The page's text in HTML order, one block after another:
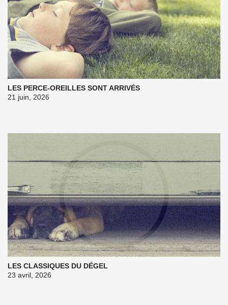
LES PERCE-OREILLES SONT ARRIVÉS
21 juin, 2026
LES CLASSIQUES DU DÉGEL
23 avril, 2026